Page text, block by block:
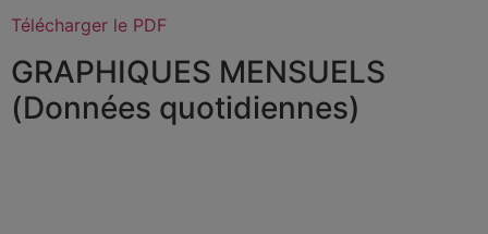
Télécharger le PDF
GRAPHIQUES MENSUELS
(Données quotidiennes)